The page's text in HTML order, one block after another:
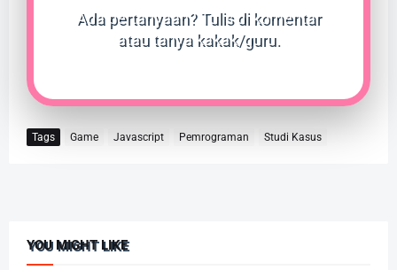
Ada pertanyaan? Tulis di komentar
atau tanya kakak/guru.
Tags Game Javascript Pemrograman Studi Kasus
YOU MIGHT LIKE